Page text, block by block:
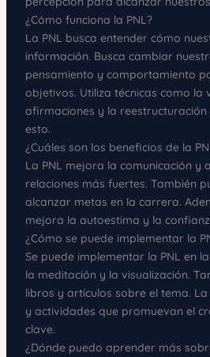
¿Cómo funciona la PNL?
La PNL busca entender cómo
información. Busca cambiar
pensamiento y comportamiento
objetivos. Utiliza técnicas como la
afirmaciones y la
esto.
¿Cuáles son los beneficios de la
La PNL mejora la comunicación y
relaciones más fuertes. También
alcanzar metas en la carrera.
mejora la autoestima y la
¿Cómo se puede implementar la
Se puede implementar la PNL en
la meditación y la visualización.
libros y artículos sobre el tema.
y actividades que promuevan el
clave.
¿Dónde puedo aprender más